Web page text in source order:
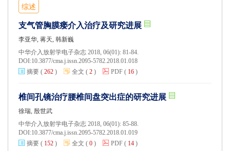
综述
支气管胸膜瘘介入治疗及研究进展
李亚华, 蒋天, 韩新巍
中华介入放射学电子杂志 2018, 06(01): 81-84.
DOI:10.3877/cma.j.issn.2095-5782.2018.01.018
摘要 ( 262 ) 全文 ( 2 ) PDF ( 16 )
椎间孔镜治疗腰椎间盘突出症的研究进展
徐瑞, 殷世武
中华介入放射学电子杂志 2018, 06(01): 85-88.
DOI:10.3877/cma.j.issn.2095-5782.2018.01.019
摘要 ( 152 ) 全文 ( 0 ) PDF ( 14 )